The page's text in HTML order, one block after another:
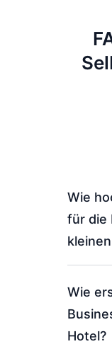
Wie
für die
Wie
Hotel?